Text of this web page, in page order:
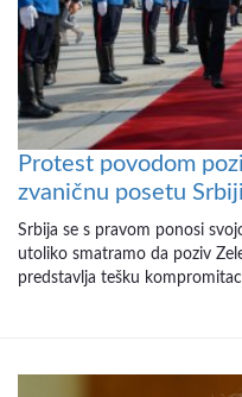
Protest povodom
zvaničnu posetu Srbiji
Srbija se s pravom ponosi
utoliko smatramo da poziv
predstavlja tešku